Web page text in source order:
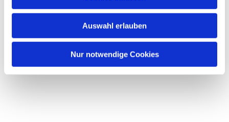
Auswahl erlauben
Nur notwendige Cookies